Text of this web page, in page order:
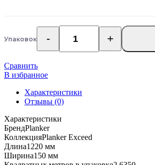
УпаковокКоличество
товара
ламинат
Planker
Exceed
Дуб
6010
Сравнить
В избранное
Характеристики
Отзывы (0)
Характеристики
БрендPlanker
КоллекцияPlanker Exceed
Длина1220 мм
Ширина150 мм